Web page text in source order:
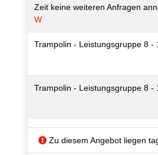
Zeit keine weiteren Anfragen
W
Trampolin - Leistungsgruppe 8 -
Trampolin - Leistungsgruppe 8 -
Zu diesem Angebot liegen